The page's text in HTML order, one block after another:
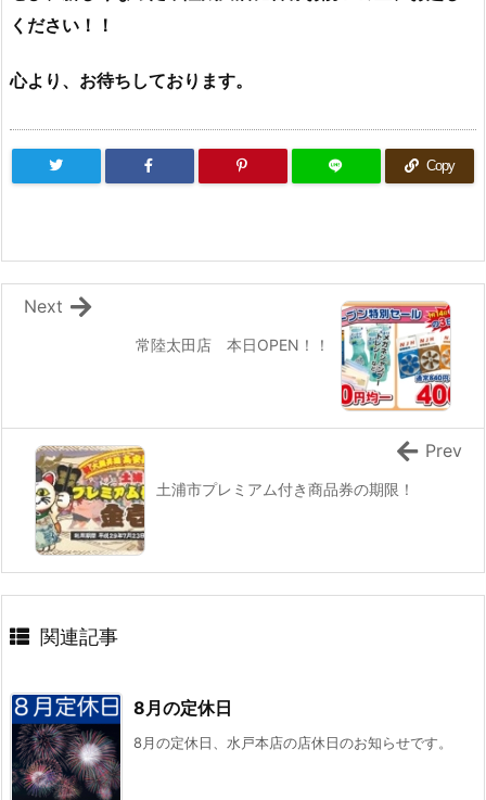
ください！！
心より、お待ちしております。
Copy
常陸太田店 本日OPEN！！
Next
土浦市プレミアム付き商品券の期限！
Prev
関連記事
8月の定休日
8月の定休日、水戸本店の店休日のお知らせです。